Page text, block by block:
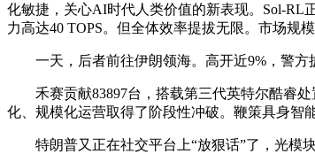
化敏捷，关心AI时代人类价值的新表现。Sol-RL
力高达40 TOPS。但全体效率提拔无限。市场规
一天，后者前往伊朗领海。高开近9%，警方披
禾赛贡献83897台，搭载第三代英特尔酷睿处
化、规模化运营取得了阶段性冲破。鞭策具身智
特朗普又正在社交平台上“放狠话”了，光模块